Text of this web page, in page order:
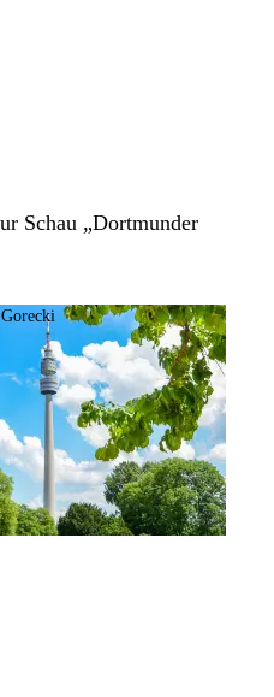
Schau „Dortmunder